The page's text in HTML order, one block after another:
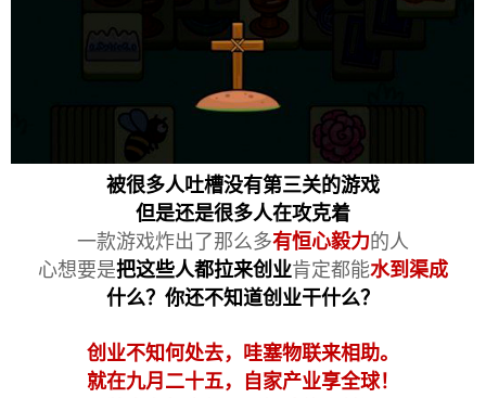
被很多人吐槽没有第三关的游戏
但是还是很多人在攻克着
一款游戏炸出了那么多有恒心毅力的人
心想要是把这些人都拉来创业肯定都能水到渠成
什么？你还不知道创业干什么？
创业不知何处去，哇塞物联来相助。
就在九月二十五，自家产业享全球！